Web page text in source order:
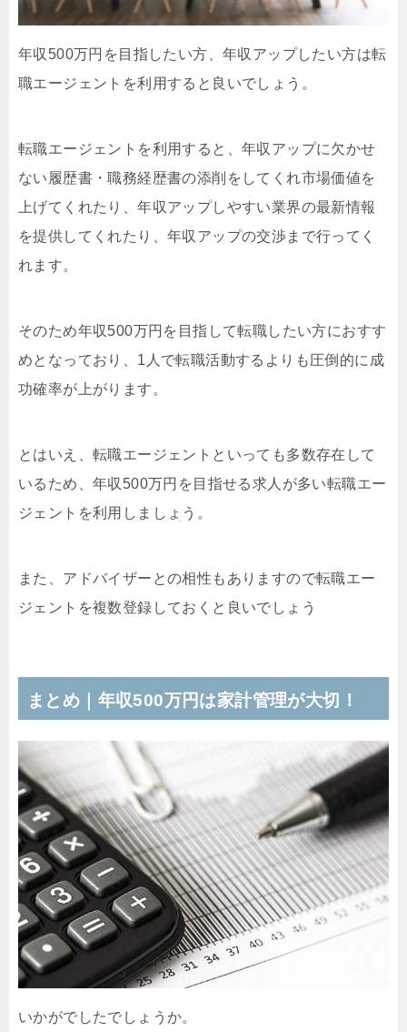
年収500万円を目指したい方、年収アップしたい方は転
職エージェントを利用すると良いでしょう。
転職エージェントを利用すると、年収アップに欠かせ
ない履歴書・職務経歴書の添削をしてくれ市場価値を
上げてくれたり、年収アップしやすい業界の最新情報
を提供してくれたり、年収アップの交渉まで行ってく
れます。
そのため年収500万円を目指して転職したい方におすす
めとなっており、1人で転職活動するよりも圧倒的に成
功確率が上がります。
とはいえ、転職エージェントといっても多数存在して
いるため、年収500万円を目指せる求人が多い転職エー
ジェントを利用しましょう。
また、アドバイザーとの相性もありますので転職エー
ジェントを複数登録しておくと良いでしょう
まとめ｜年収500万円は家計管理が大切！
いかがでしたでしょうか。